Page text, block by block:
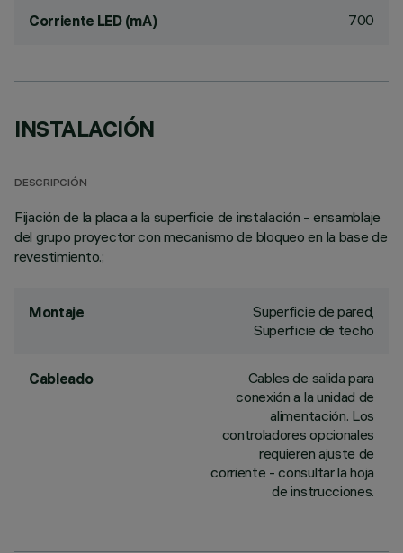
Corriente LED (mA) 700
INSTALACIÓN
DESCRIPCIÓN
Fijación de la placa a la superficie de instalación - ensamblaje
del grupo proyector con mecanismo de bloqueo en la base de
revestimiento.;
Montaje
Superficie de pared,
Superficie de techo
Cableado
Cables de salida para
conexión a la unidad de
alimentación. Los
controladores opcionales
requieren ajuste de
corriente - consultar la hoja
de instrucciones.